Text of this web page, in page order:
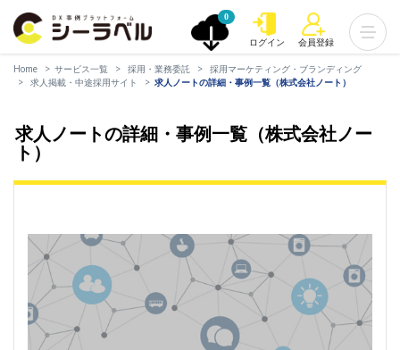
0
ログイン 会員登録
Home サービス一覧 採用・業務委託
採用マーケティング・ブランディング
求人掲載・中途採用サイト
求人ノートの詳細・事例一覧（株式会社ノート）
求人ノートの詳細・事例一覧（株式会社ノー
ト）